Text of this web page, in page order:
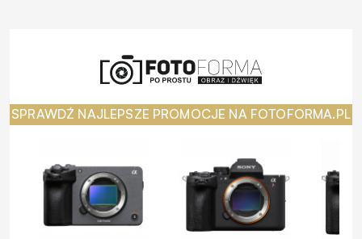
SPRAWDŹ NAJLEPSZE PROMOCJE NA FOTOFORMA.PL